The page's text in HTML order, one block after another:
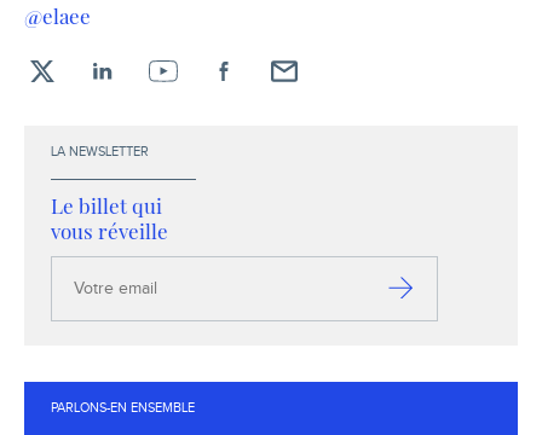
@elaee
LA NEWSLETTER
Le billet qui
vous réveille
Votre
email
S’inscrire
PARLONS-EN ENSEMBLE